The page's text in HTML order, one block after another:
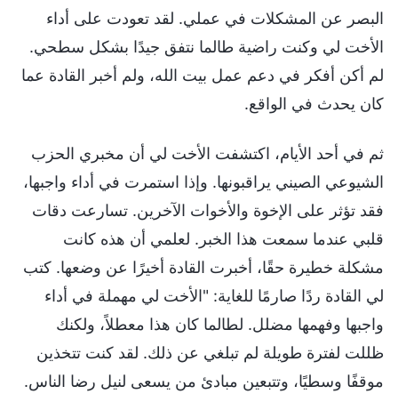
البصر عن المشكلات في عملي. لقد تعودت على أداء
الأخت لي وكنت راضية طالما نتفق جيدًا بشكل سطحي.
لم أكن أفكر في دعم عمل بيت الله، ولم أخبر القادة عما
كان يحدث في الواقع.
ثم في أحد الأيام، اكتشفت الأخت لي أن مخبري الحزب
الشيوعي الصيني يراقبونها. وإذا استمرت في أداء واجبها،
فقد تؤثر على الإخوة والأخوات الآخرين. تسارعت دقات
قلبي عندما سمعت هذا الخبر. لعلمي أن هذه كانت
مشكلة خطيرة حقًا، أخبرت القادة أخيرًا عن وضعها. كتب
لي القادة ردًا صارمًا للغاية: "الأخت لي مهملة في أداء
واجبها وفهمها مضلل. لطالما كان هذا معطلاً، ولكنك
ظللت لفترة طويلة لم تبلغي عن ذلك. لقد كنت تتخذين
موقفًا وسطيًا، وتتبعين مبادئ من يسعى لنيل رضا الناس.